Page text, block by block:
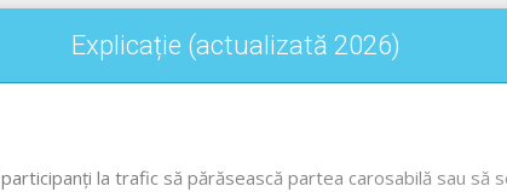
Explicație (actualizată 2026)
la trafic să părăsească partea carosabilă sau să